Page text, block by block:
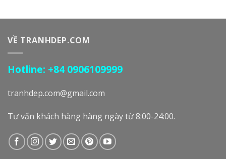
VỀ TRANHDEP.COM
Hotline: +84 0906109999
tranhdep.com@gmail.com
Tư vấn khách hàng hàng ngày từ 8:00-24:00.